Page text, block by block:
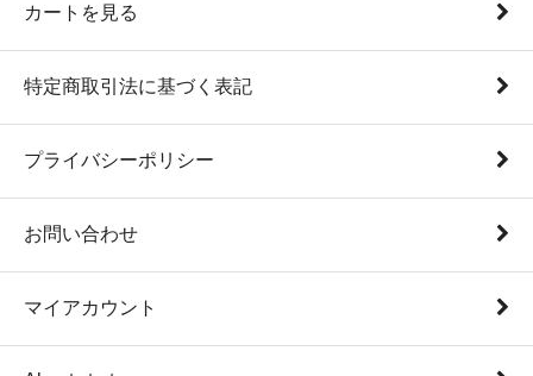
カートを見る
特定商取引法に基づく表記
プライバシーポリシー
お問い合わせ
マイアカウント